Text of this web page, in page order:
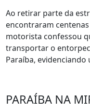
Ao retirar parte da
encontraram
motorista confessou
transportar o
Paraíba,
PARAÍBA NA